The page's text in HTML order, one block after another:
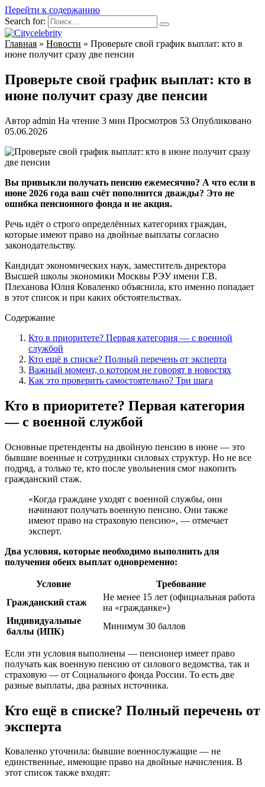
Перейти к содержанию
Search for:
Главная » Новости » Проверьте свой график выплат: кто в
июне получит сразу две пенсии
Проверьте свой график выплат: кто в
июне получит сразу две пенсии
Автор admin На чтение 3 мин Просмотров 53 Опубликовано
05.06.2026
Вы привыкли получать пенсию ежемесячно? А что если в
июне 2026 года ваш счёт пополнится дважды? Это не
ошибка пенсионного фонда и не акция.
Речь идёт о строго определённых категориях граждан,
которые имеют право на двойные выплаты согласно
законодательству.
Кандидат экономических наук, заместитель директора
Высшей школы экономики Москвы РЭУ имени Г.В.
Плеханова Юлия Коваленко объяснила, кто именно попадает
в этот список и при каких обстоятельствах.
Содержание
Кто в приоритете? Первая категория — с военной
службой
Кто ещё в списке? Полный перечень от эксперта
Важный момент, о котором не говорят в новостях
Как это проверить самостоятельно? Три шага
Кто в приоритете? Первая категория
— с военной службой
Основные претенденты на двойную пенсию в июне — это
бывшие военные и сотрудники силовых структур. Но не все
подряд, а только те, кто после увольнения смог накопить
гражданский стаж.
«Когда граждане уходят с военной службы, они
начинают получать военную пенсию. Они также
имеют право на страховую пенсию», — отмечает
эксперт.
Два условия, которые необходимо выполнить для
получения обеих выплат одновременно:
Условие
Требование
Гражданский стаж
Не менее 15 лет (официальная работа
на «гражданке»)
Индивидуальные
баллы (ИПК)
Минимум 30 баллов
Если эти условия выполнены — пенсионер имеет право
получать как военную пенсию от силового ведомства, так и
страховую — от Социального фонда России. То есть две
разные выплаты, два разных источника.
Кто ещё в списке? Полный перечень от
эксперта
Коваленко уточнила: бывшие военнослужащие — не
единственные, имеющие право на двойные начисления. В
этот список также входят: